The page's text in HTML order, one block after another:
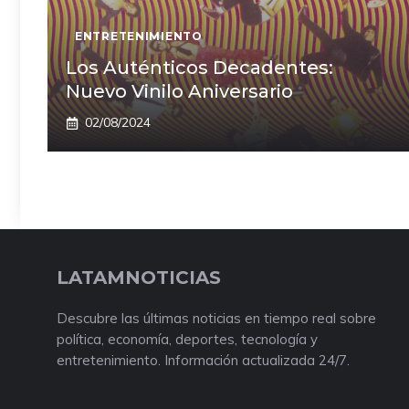
ENTRETENIMIENTO
Los Auténticos Decadentes:
Nuevo Vinilo Aniversario
02/08/2024
LATAMNOTICIAS
Descubre las últimas noticias en tiempo real sobre
política, economía, deportes, tecnología y
entretenimiento. Información actualizada 24/7.